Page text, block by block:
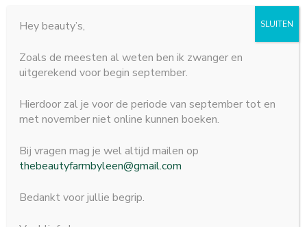
© Copyright 2026The Beauty Farm
voorbehouden.
Hey beauty’s,
Zoals de meesten al weten ben ik zwanger en
uitgerekend voor begin september.
Hierdoor zal je voor de periode van september tot en
met november niet online kunnen boeken.
Bij vragen mag je wel altijd mailen op
thebeautyfarmbyleen@gmail.com
Bedankt voor jullie begrip.